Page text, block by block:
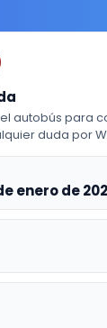
autobús para
duda por
enero de